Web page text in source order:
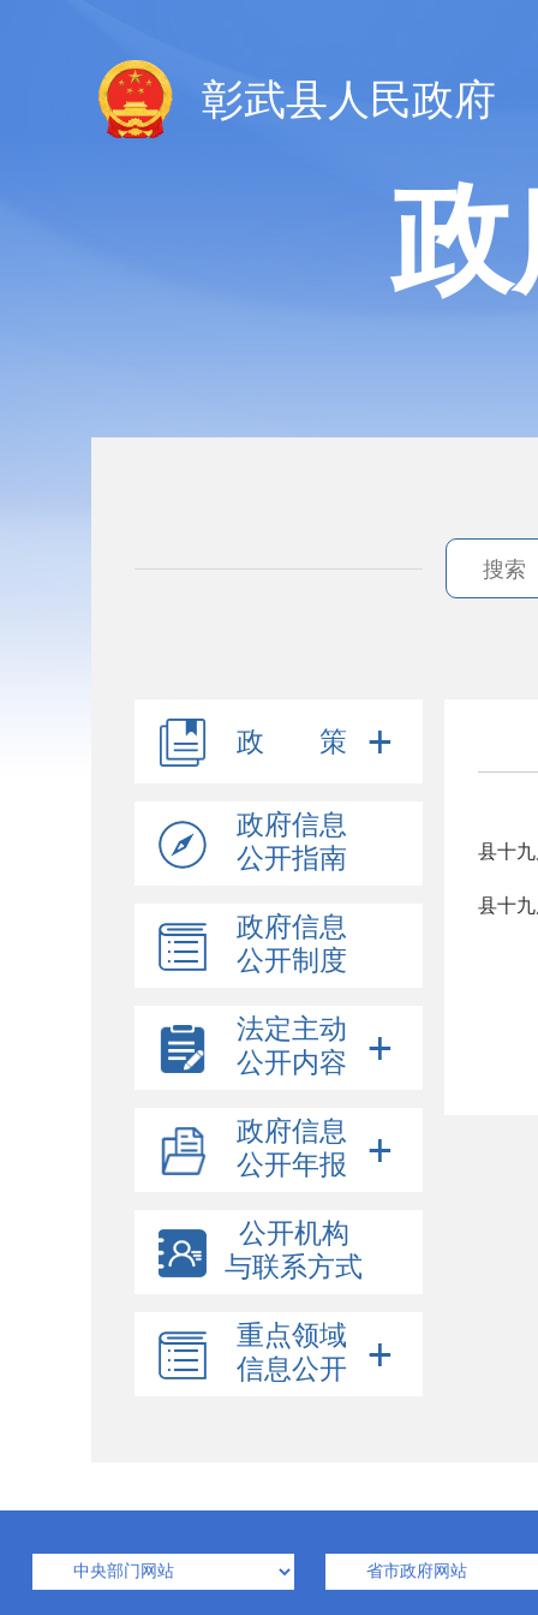
彰武县人民政府
政 策
政府信息
公开指南
政府信息
公开制度
法定主动
公开内容
政府信息
公开年报
公开机构
与联系方式
重点领域
信息公开
县十
县十